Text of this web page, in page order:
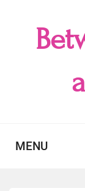
MENU